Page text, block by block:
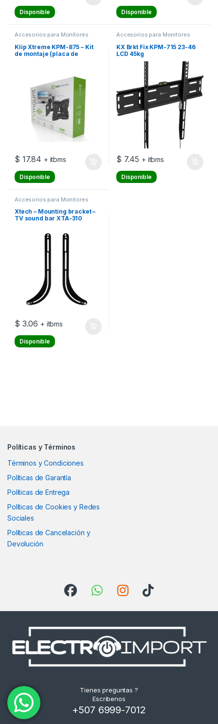
Disponible Disponible
Accesorios para Monitores
Klip Xtreme KPM-875 – Kit
de montaje (placa de
pantalla plana – acero con
recubrimiento en polvo –
negro – tamaño de pantalla:
$ 17.84 + itbms
Disponible
Accesorios para Monitores
KX Brkt Fix KPM-715 23-46
LCD 45kg
$ 7.45 + itbms
Disponible
Accesorios para Monitores
Xtech – Mounting bracket –
TV sound bar XTA-310
$ 3.06 + itbms
Disponible
Políticas y Términos
Términos y Condiciones
Políticas de Garantía
Políticas de Entrega
Políticas de Cookies y Redes
Sociales
Políticas de Cancelación y
Devolución
Tienes preguntas ?
Escribenos
+507 6999-7012